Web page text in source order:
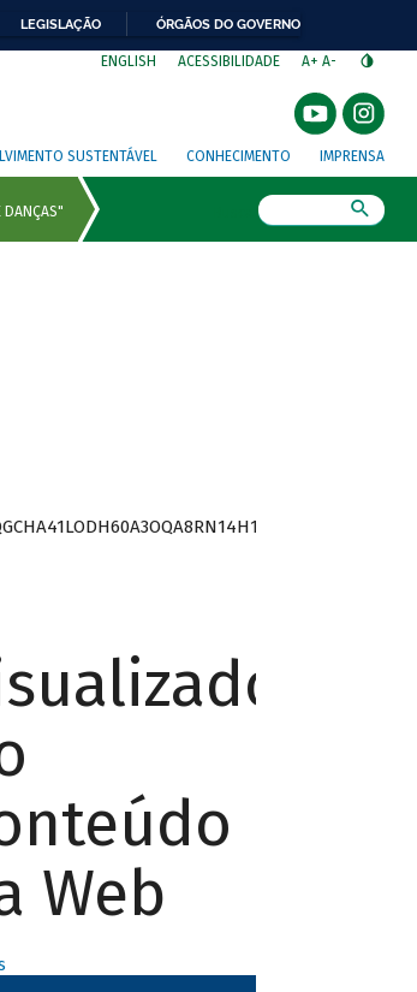
LEGISLAÇÃO ÓRGÃOS DO GOVERNO
ENGLISH ACESSIBILIDADE A+ A-
SUSTENTÁVEL CONHECIMENTO IMPRENSA
Web